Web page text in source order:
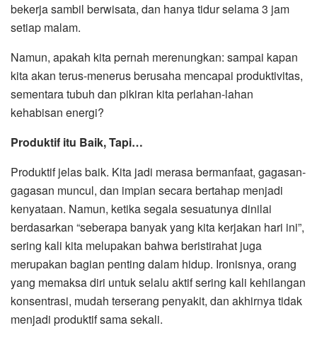
bekerja sambil berwisata, dan hanya tidur selama 3 jam
setiap malam.
Namun, apakah kita pernah merenungkan: sampai kapan
kita akan terus-menerus berusaha mencapai produktivitas,
sementara tubuh dan pikiran kita perlahan-lahan
kehabisan energi?
Produktif itu Baik, Tapi…
Produktif jelas baik. Kita jadi merasa bermanfaat, gagasan-
gagasan muncul, dan impian secara bertahap menjadi
kenyataan. Namun, ketika segala sesuatunya dinilai
berdasarkan “seberapa banyak yang kita kerjakan hari ini”,
sering kali kita melupakan bahwa beristirahat juga
merupakan bagian penting dalam hidup. Ironisnya, orang
yang memaksa diri untuk selalu aktif sering kali kehilangan
konsentrasi, mudah terserang penyakit, dan akhirnya tidak
menjadi produktif sama sekali.